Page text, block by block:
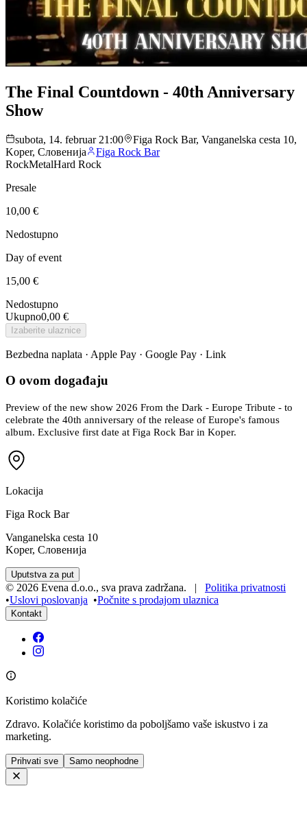
The Final Countdown - 40th Anniversary
Show
subota, 14. februar 21:00
Figa Rock Bar, Vanganelska cesta 10,
Koper, Словенија
Figa Rock Bar
RockMetalHard Rock
Presale
10,00 €
Nedostupno
Day of event
15,00 €
Nedostupno
Ukupno0,00 €
Izaberite ulaznice
Bezbedna naplata · Apple Pay · Google Pay · Link
O ovom događaju
Preview of the new show 2026 From the Dark - Europe Tribute - to
celebrate the 40th anniversary of the release of Europe's famous
album. Exclusive first date at Figa Rock Bar in Koper.
Lokacija
Figa Rock Bar
Vanganelska cesta 10
Koper, Словенија
Uputstva za put
© 2026 Evena d.o.o., sva prava zadržana. | Politika privatnosti
•Uslovi poslovanja •Počnite s prodajom ulaznica
Kontakt
Koristimo kolačiće
Zdravo. Kolačiće koristimo da poboljšamo vaše iskustvo i za
marketing.
Prihvati sve Samo neophodne